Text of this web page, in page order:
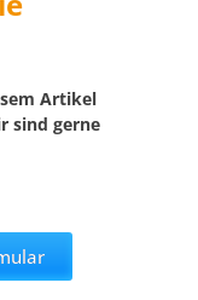
Artikel
sind gerne